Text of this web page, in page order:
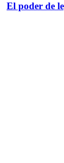
El poder de